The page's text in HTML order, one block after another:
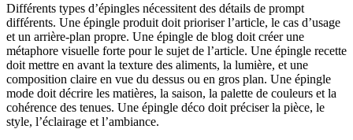
Différents types d’épingles nécessitent des détails de prompt
différents. Une épingle produit doit prioriser l’article, le cas d’usage
et un arrière-plan propre. Une épingle de blog doit créer une
métaphore visuelle forte pour le sujet de l’article. Une épingle recette
doit mettre en avant la texture des aliments, la lumière, et une
composition claire en vue du dessus ou en gros plan. Une épingle
mode doit décrire les matières, la saison, la palette de couleurs et la
cohérence des tenues. Une épingle déco doit préciser la pièce, le
style, l’éclairage et l’ambiance.